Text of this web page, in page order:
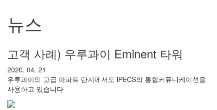
뉴스
고객 사례) 우루과이 Eminent 타워
2020. 04. 21
우루과이의 고급 아파트 단지에서도 iPECS의 통합커뮤니케이션을
사용하고 있습니다